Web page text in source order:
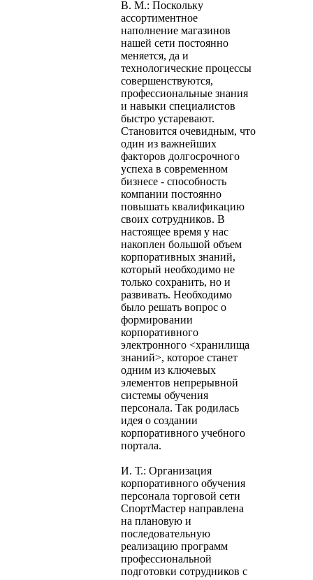
В. М.: Поскольку
ассортиментное
наполнение магазинов
нашей сети постоянно
меняется, да и
технологические процессы
совершенствуются,
профессиональные знания
и навыки специалистов
быстро устаревают.
Становится очевидным, что
один из важнейших
факторов долгосрочного
успеха в современном
бизнесе - способность
компании постоянно
повышать квалификацию
своих сотрудников. В
настоящее время у нас
накоплен большой объем
корпоративных знаний,
который необходимо не
только сохранить, но и
развивать. Необходимо
было решать вопрос о
формировании
корпоративного
электронного <хранилища
знаний>, которое станет
одним из ключевых
элементов непрерывной
системы обучения
персонала. Так родилась
идея о создании
корпоративного учебного
портала.
И. Т.: Организация
корпоративного обучения
персонала торговой сети
СпортМастер направлена
на плановую и
последовательную
реализацию программ
профессиональной
подготовки сотрудников с